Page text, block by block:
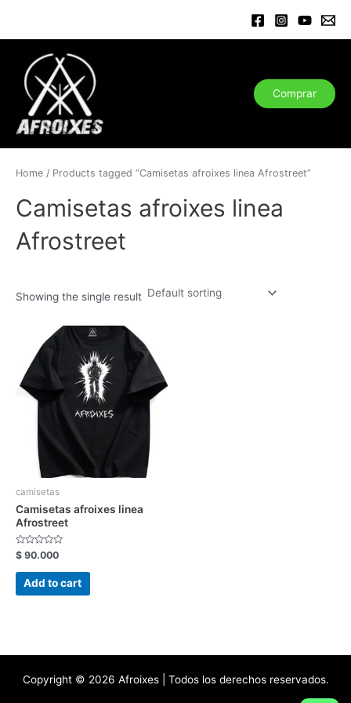
contenido
Comprar
Home / Products tagged “Camisetas afroixes linea Afrostreet”
Camisetas afroixes linea
Afrostreet
Showing the single result
camisetas
Camisetas afroixes linea
Afrostreet
Rated
0
out
$ 90.000
Add to cart
Copyright © 2026 Afroixes | Todos los derechos reservados.